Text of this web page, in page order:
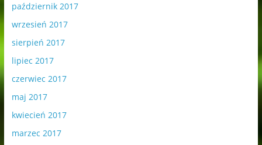
październik 2017
wrzesień 2017
sierpień 2017
lipiec 2017
czerwiec 2017
maj 2017
kwiecień 2017
marzec 2017